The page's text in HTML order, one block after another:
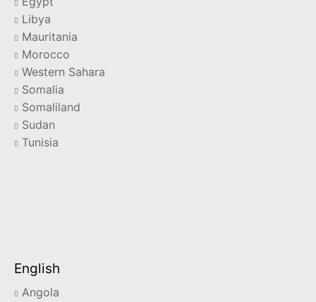
Libya
Mauritania
Morocco
Western Sahara
Somalia
Somaliland
Sudan
Tunisia
English
Angola